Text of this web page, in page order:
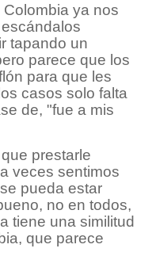
ya nos
tapando un
parece que los
para que les
casos solo falta
de, "fue a mis
prestarle
veces sentimos
pueda estar
no en todos,
tiene una similitud
que parece